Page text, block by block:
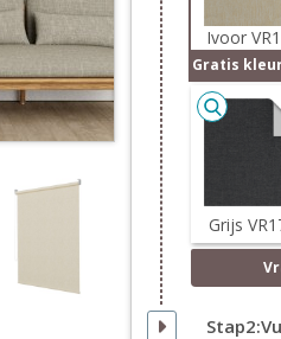
Ivoor
Gratis
Grijs